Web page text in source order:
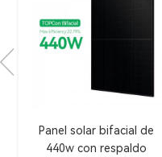
Paneles solares renovables
Topcon de 460W 480W